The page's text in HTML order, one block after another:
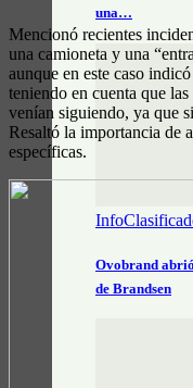
una…
Ovobrand
de Brandsen
Mencionó recientes
una camioneta y una
aunque en este caso
teniendo en cuenta que
venían siguiendo, ya que
Resaltó la importancia de
específicas.